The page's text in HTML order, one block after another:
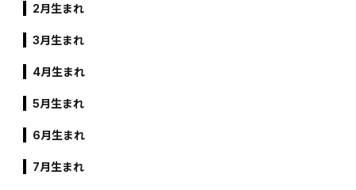
2月生まれ
3月生まれ
4月生まれ
5月生まれ
6月生まれ
7月生まれ